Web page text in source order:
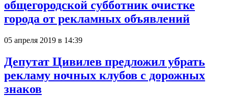
общегородской субботник очистке
города от рекламных объявлений
05 апреля 2019 в 14:39
Депутат Цивилев предложил убрать
рекламу ночных клубов с дорожных
знаков